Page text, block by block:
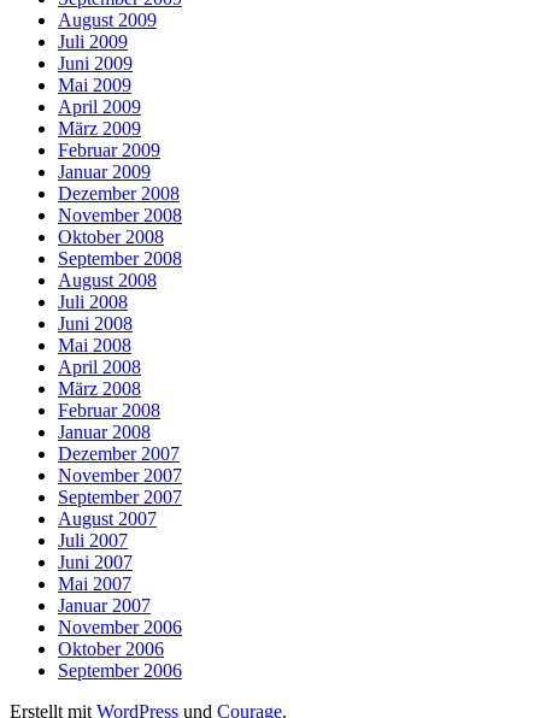
August 2009
Juli 2009
Juni 2009
Mai 2009
April 2009
März 2009
Februar 2009
Januar 2009
Dezember 2008
November 2008
Oktober 2008
September 2008
August 2008
Juli 2008
Juni 2008
Mai 2008
April 2008
März 2008
Februar 2008
Januar 2008
Dezember 2007
November 2007
September 2007
August 2007
Juli 2007
Juni 2007
Mai 2007
Januar 2007
November 2006
Oktober 2006
September 2006
Erstellt mit WordPress und Courage.